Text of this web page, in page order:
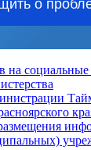
о
на социальные